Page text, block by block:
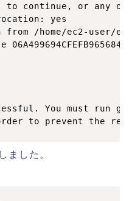
to continue, or any
yes
/home/ec2-user/
You must run
ました。